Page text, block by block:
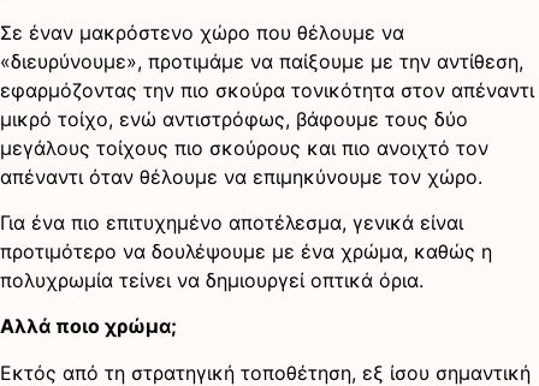
Σε έναν μακρόστενο χώρο που θέλουμε να
«διευρύνουμε», προτιμάμε να παίξουμε με την αντίθεση,
εφαρμόζοντας την πιο σκούρα τονικότητα στον απέναντι
μικρό τοίχο, ενώ αντιστρόφως, βάφουμε τους δύο
μεγάλους τοίχους πιο σκούρους και πιο ανοιχτό τον
απέναντι όταν θέλουμε να επιμηκύνουμε τον χώρο.
Για ένα πιο επιτυχημένο αποτέλεσμα, γενικά είναι
προτιμότερο να δουλέψουμε με ένα χρώμα, καθώς η
πολυχρωμία τείνει να δημιουργεί οπτικά όρια.
Αλλά ποιο χρώμα;
Εκτός από τη στρατηγική τοποθέτηση, εξ ίσου σημαντική